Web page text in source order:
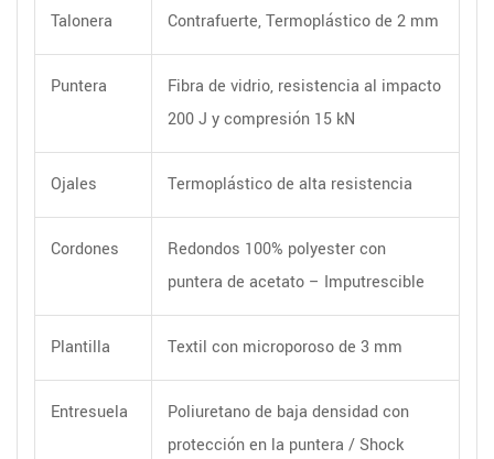
Talonera Contrafuerte, Termoplástico de 2 mm
Puntera
Fibra de vidrio, resistencia al impacto
200 J y compresión 15 kN
Ojales Termoplástico de alta resistencia
Cordones
Redondos 100% polyester con
puntera de acetato – Imputrescible
Plantilla Textil con microporoso de 3 mm
Entresuela
Poliuretano de baja densidad con
protección en la puntera / Shock